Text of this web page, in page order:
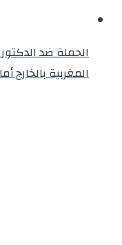
الحملة ضد
المغربية بالخارج